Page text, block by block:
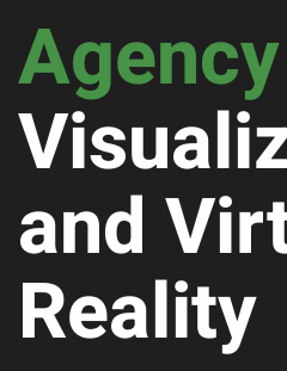
Agency
and
Reality